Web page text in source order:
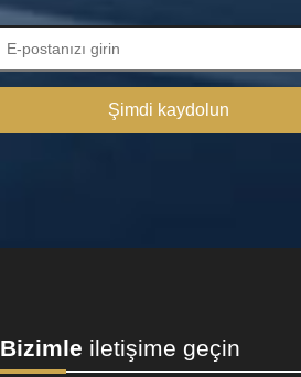
Şimdi kaydolun
Bizimle iletişime geçin